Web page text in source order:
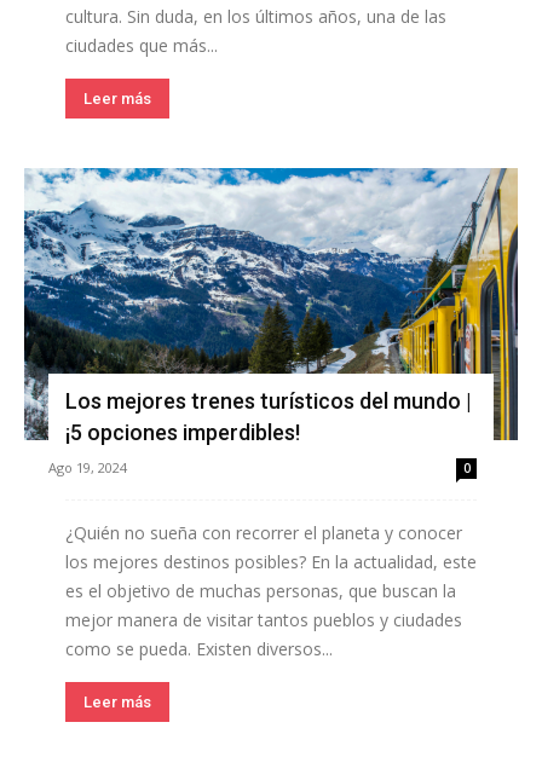
cultura. Sin duda, en los últimos años, una de las
ciudades que más...
Leer más
Los mejores trenes turísticos del mundo |
¡5 opciones imperdibles!
Ago 19, 2024 0
¿Quién no sueña con recorrer el planeta y conocer
los mejores destinos posibles? En la actualidad, este
es el objetivo de muchas personas, que buscan la
mejor manera de visitar tantos pueblos y ciudades
como se pueda. Existen diversos...
Leer más